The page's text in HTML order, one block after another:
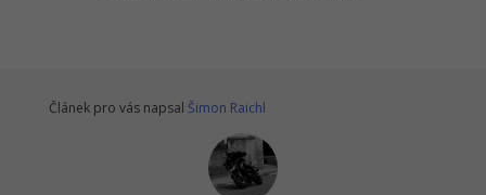
Článek pro vás napsal Šimon Raichl